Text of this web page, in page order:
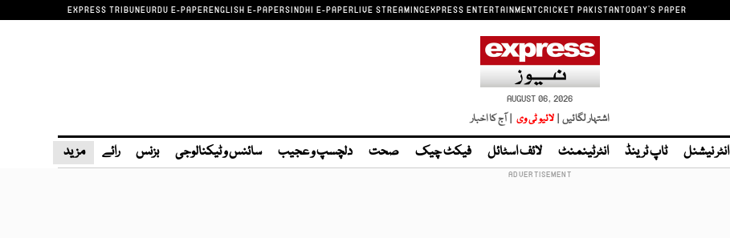
EXPRESS TRIBUNEURDU E-PAPERENGLISH E-PAPERSINDHI E-PAPERLIVE STREAMINGEXPRESS ENTERTAINMENTCRICKET PAKISTANTODAY'S PAPER
AUGUST 06, 2026
اشتہار لگائیں | لائیو ٹی وی | آج کا اخبار
انٹر نیشنل ٹاپ ٹرینڈ انٹرٹینمنٹ لائف اسٹائل فیکٹ چیک صحت دلچسپ و عجیب سائنس و ٹیکنالوجی بزنس رائے مزید